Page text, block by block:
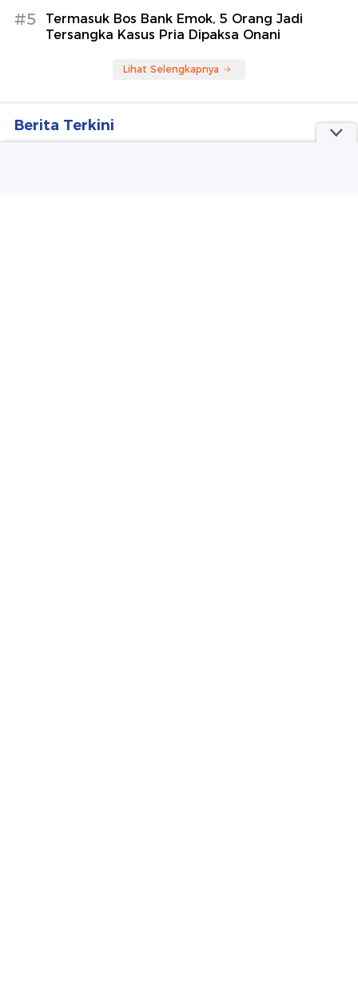
#5
Termasuk Bos Bank Emok, 5 Orang Jadi
Tersangka Kasus Pria Dipaksa Onani
Lihat Selengkapnya
Berita Terkini